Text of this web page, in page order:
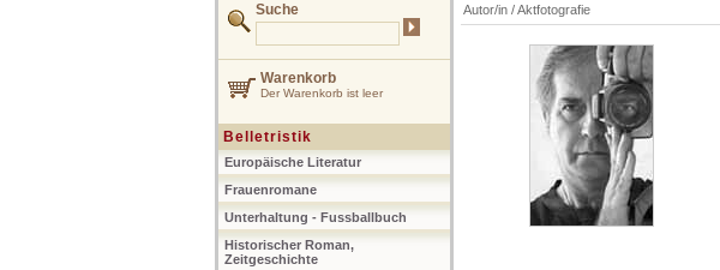
Suche
Warenkorb
Der Warenkorb ist leer
Belletristik
Europäische Literatur
Frauenromane
Unterhaltung - Fussballbuch
Historischer Roman,
Zeitgeschichte
Autor/in /Aktfotografie